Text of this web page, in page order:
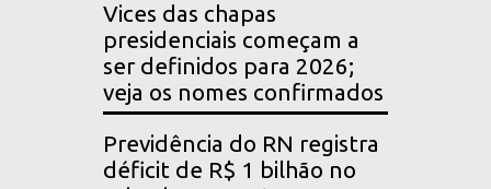
Vices das chapas
presidenciais começam a
ser definidos para 2026;
veja os nomes confirmados
Previdência do RN registra
déficit de R$ 1 bilhão no